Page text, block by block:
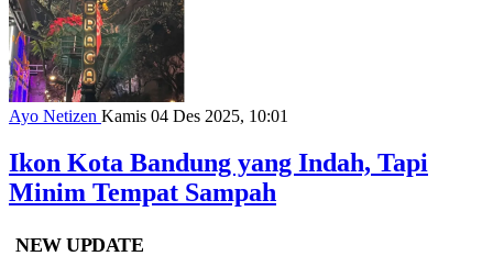
Ayo Netizen Kamis 04 Des 2025, 10:01
Ikon Kota Bandung yang Indah, Tapi
Minim Tempat Sampah
NEW UPDATE